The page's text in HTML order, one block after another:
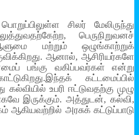
சிலர் மேலிருந்து
பெருநிறுவனச்
மற்றும் ஒழுங்காற்றுக்
ஆனால், ஆசிரியர்களே
பங்கு வகிப்பவர்கள் என்று
கட்டமைப்பில்
உபரி ஈட்டுவதற்கு முழு
இருக்கும். அத்துடன், கல்வி,
அரசுக் கட்டுப்பாடு